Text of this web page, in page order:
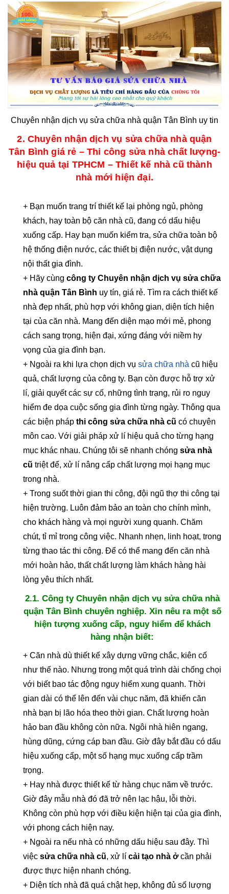
Chuyên nhận dịch vụ sửa chữa nhà quận Tân Bình uy tin
2. Chuyên nhận dịch vụ sửa chữa nhà quận
Tân Bình giá rẻ – Thi công sửa nhà chất lượng-
hiệu quả tại TPHCM – Thiết kế nhà cũ thành
nhà mới hiện đại.
+ Bạn muốn trang trí thiết kế lại phòng ngủ, phòng
khách, hay toàn bộ căn nhà cũ, đang có dấu hiệu
xuống cấp. Hay bạn muốn kiểm tra, sửa chữa toàn bộ
hệ thống điện nước, các thiết bị điện nước, vật dụng
nội thất gia đình.
+ Hãy cùng công ty Chuyên nhận dịch vụ sửa chữa
nhà quận Tân Bình uy tín, giá rẻ. Tìm ra cách thiết kế
nhà đẹp nhất, phù hợp với không gian, diện tích hiện
tại của căn nhà. Mang đến diện mạo mới mẻ, phong
cách sang trọng, hiện đại, xứng đáng với niềm hy
vọng của gia đình bạn.
+ Ngoài ra khi lựa chọn dịch vụ sửa chữa nhà cũ hiệu
quả, chất lượng của công ty. Bạn còn được hỗ trợ xử
lí, giải quyết các sự cố, những tình trạng, rủi ro nguy
hiểm đe dọa cuộc sống gia đình từng ngày. Thông qua
các biện pháp thi công sửa chữa nhà cũ có chuyên
môn cao. Với giải pháp xử lí hiệu quả cho từng hạng
mục khác nhau. Chúng tôi sẽ nhanh chóng sửa nhà
cũ triệt để, xử lí nâng cấp chất lượng mọi hạng mục
trong nhà.
+ Trong suốt thời gian thi công, đội ngũ thợ thi công tại
hiện trường. Luôn đảm bảo an toàn cho chính mình,
cho khách hàng và mọi người xung quanh. Chăm
chút, tỉ mỉ trong công việc. Nhanh nhẹn, linh hoạt, trong
từng thao tác thi công. Để có thể mang đến căn nhà
mới hoàn hảo, thất chất lượng làm khách hàng hài
lòng yêu thích nhất.
2.1. Công ty Chuyên nhận dịch vụ sửa chữa nhà
quận Tân Bình chuyên nghiệp. Xin nêu ra một số
hiện tượng xuống cấp, nguy hiểm để khách
hàng nhận biết:
+ Căn nhà dù thiết kế xây dựng vững chắc, kiên cố
như thế nào. Nhưng trong một quá trình dài chống chọi
với biết bao tác động nguy hiểm xung quanh. Thời
gian dài có thể lên đến vài chục năm, đã khiến căn
nhà bạn bị lão hóa theo thời gian. Chất lượng hoàn
hảo ban đầu không còn nữa. Ngôi nhà hiên ngang,
hùng dũng, cứng cáp ban đầu. Giờ đây bắt đầu có dấu
hiệu xuống cấp, một số hạng mục xuống cấp trầm
trọng.
+ Hay nhà được thiết kế từ hàng chục năm về trước.
Giờ đây mẫu nhà đó đã trở nên lạc hậu, lỗi thời.
Không còn phù hợp với điều kiện hiện tại của gia đình,
với phong cách hiện nay.
+ Ngoài ra nếu nhà có những dấu hiệu sau đây. Thì
việc sửa chữa nhà cũ, xử lí cải tạo nhà ởcần phải
được thực hiện nhanh chóng.
+ Diện tích nhà đã quá chật hẹp, không đủ số lượng